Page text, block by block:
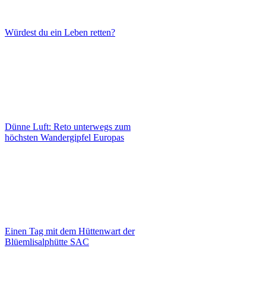
Würdest du ein Leben retten?
Dünne Luft: Reto unterwegs zum
höchsten Wandergipfel Europas
Einen Tag mit dem Hüttenwart der
Blüemlisalphütte SAC